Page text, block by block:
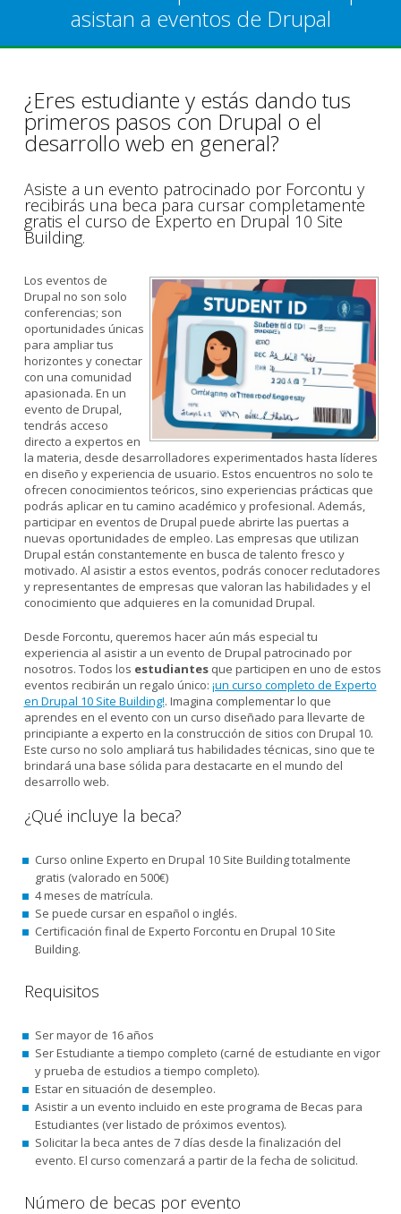
asistan a eventos de Drupal
¿Eres estudiante y estás dando tus
primeros pasos con Drupal o el
desarrollo web en general?
Asiste a un evento patrocinado por Forcontu y
recibirás una beca para cursar completamente
gratis el curso de Experto en Drupal 10 Site
Building.
Los eventos de
Drupal no son solo
conferencias; son
oportunidades únicas
para ampliar tus
horizontes y conectar
con una comunidad
apasionada. En un
evento de Drupal,
tendrás acceso
directo a expertos en
la materia, desde desarrolladores experimentados hasta líderes
en diseño y experiencia de usuario. Estos encuentros no solo te
ofrecen conocimientos teóricos, sino experiencias prácticas que
podrás aplicar en tu camino académico y profesional. Además,
participar en eventos de Drupal puede abrirte las puertas a
nuevas oportunidades de empleo. Las empresas que utilizan
Drupal están constantemente en busca de talento fresco y
motivado. Al asistir a estos eventos, podrás conocer reclutadores
y representantes de empresas que valoran las habilidades y el
conocimiento que adquieres en la comunidad Drupal.
Desde Forcontu, queremos hacer aún más especial tu
experiencia al asistir a un evento de Drupal patrocinado por
nosotros. Todos los estudiantesque participen en uno de estos
eventos recibirán un regalo único: ¡un curso completo de Experto
en Drupal 10 Site Building!. Imagina complementar lo que
aprendes en el evento con un curso diseñado para llevarte de
principiante a experto en la construcción de sitios con Drupal 10.
Este curso no solo ampliará tus habilidades técnicas, sino que te
brindará una base sólida para destacarte en el mundo del
desarrollo web.
¿Qué incluye la beca?
Curso online Experto en Drupal 10 Site Building totalmente
gratis (valorado en 500€)
4 meses de matrícula.
Se puede cursar en español o inglés.
Certificación final de Experto Forcontu en Drupal 10 Site
Building.
Requisitos
Ser mayor de 16 años
Ser Estudiante a tiempo completo (carné de estudiante en vigor
y prueba de estudios a tiempo completo).
Estar en situación de desempleo.
Asistir a un evento incluido en este programa de Becas para
Estudiantes (ver listado de próximos eventos).
Solicitar la beca antes de 7 días desde la finalización del
evento. El curso comenzará a partir de la fecha de solicitud.
Número de becas por evento